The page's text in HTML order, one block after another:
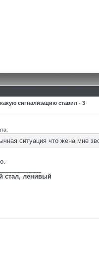
сигнализацию ставил - 3
ситуация что жена мне
стал, ленивый